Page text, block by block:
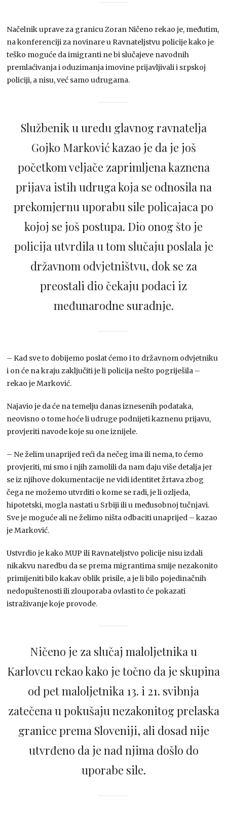
Načelnik uprave za granicu Zoran Ničeno rekao je, međutim,
na konferenciji za novinare u Ravnateljstvu policije kako je
teško moguće da imigranti ne bi slučajeve navodnih
premlaćivanja i oduzimanja imovine prijavljivali i srpskoj
policiji, a nisu, već samo udrugama.
Službenik u uredu glavnog ravnatelja
Gojko Marković kazao je da je još
početkom veljače zaprimljena kaznena
prijava istih udruga koja se odnosila na
prekomjernu uporabu sile policajaca po
kojoj se još postupa. Dio onog što je
policija utvrdila u tom slučaju poslala je
državnom odvjetništvu, dok se za
preostali dio čekaju podaci iz
međunarodne suradnje.
– Kad sve to dobijemo poslat ćemo i to državnom odvjetniku
i on će na kraju zaključiti je li policija nešto pogriješila –
rekao je Marković.
Najavio je da će na temelju danas iznesenih podataka,
neovisno o tome hoće li udruge podnijeti kaznenu prijavu,
provjeriti navode koje su one iznijele.
– Ne želim unaprijed reći da nečeg ima ili nema, to ćemo
provjeriti, mi smo i njih zamolili da nam daju više detalja jer
se iz njihove dokumentacije ne vidi identitet žrtava zbog
čega ne možemo utvrditi o kome se radi, je li ozljeda,
hipotetski, mogla nastati u Srbiji ili u međusobnoj tučnjavi.
Sve je moguće ali ne želimo ništa odbaciti unaprijed – kazao
je Marković.
Ustvrdio je kako MUP ili Ravnateljstvo policije nisu izdali
nikakvu naredbu da se prema migrantima smije nezakonito
primijeniti bilo kakav oblik prisile, a je li bilo pojedinačnih
nedopuštenosti ili zlouporaba ovlasti to će pokazati
istraživanje koje provode.
Ničeno je za slučaj maloljetnika u
Karlovcu rekao kako je točno da je skupina
od pet maloljetnika 13. i 21. svibnja
zatečena u pokušaju nezakonitog prelaska
granice prema Sloveniji, ali dosad nije
utvrđeno da je nad njima došlo do
uporabe sile.